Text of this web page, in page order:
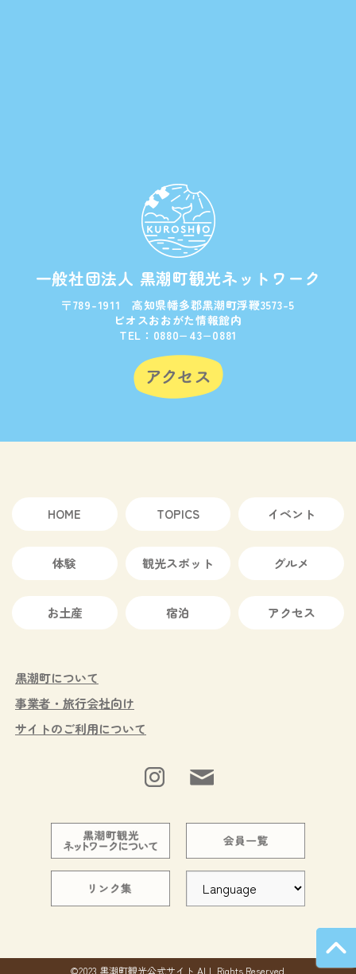
一般社団法人 黒潮町観光ネットワーク
〒789-1911 高知県幡多郡黒潮町浮鞭3573-5
ビオスおおがた情報館内
TEL：0880−43−0881
HOME TOPICS イベント
体験 観光スポット グルメ
お土産 宿泊 アクセス
黒潮町について
事業者・旅行会社向け
サイトのご利用について
©2023 黒潮町観光公式サイト ALL Rights Reserved.